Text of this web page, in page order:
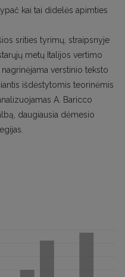
kai tai didelės apimties
srities tyrimų, straipsnyje
metų Italijos vertimo
verstinio teksto
iš­dėstytomis teorinėmis
A. Baricco
daugiausia dėmesio